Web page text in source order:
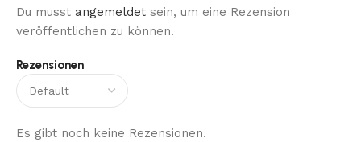
Rezensionen
Es gibt noch keine Rezensionen.
Du musst angemeldet sein, um eine Rezension
veröffentlichen zu können.